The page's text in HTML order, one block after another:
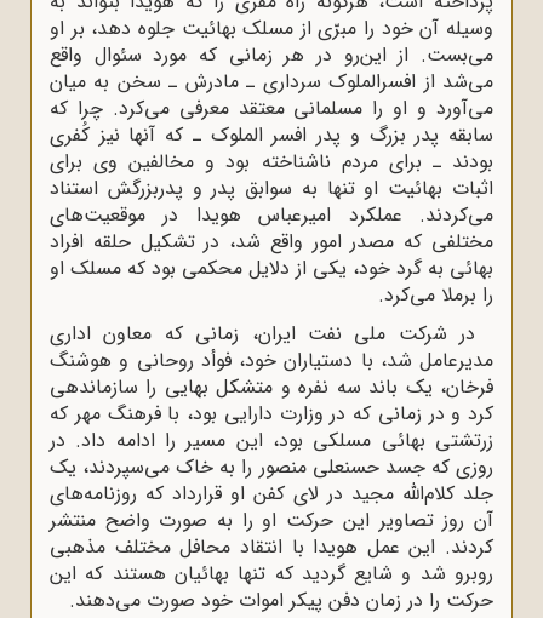
وسیله آن خود را مبرّى از مسلک بهائیت جلوه دهد، بر او
مى‌بست. از این‌رو در هر زمانى که مورد سئوال واقع
مى‌شد از افسرالملوک سردارى ـ مادرش ـ سخن به میان
مى‌آورد و او را مسلمانى معتقد معرفى مى‌کرد. چرا که
سابقه پدر بزرگ و پدر افسر الملوک ـ که آنها نیز کُفرى
بودند ـ براى مردم ناشناخته بود و مخالفین وى براى
اثبات بهائیت او تنها به سوابق پدر و پدربزرگش استناد
مى‌کردند. عملکرد امیرعباس هویدا در موقعیت‌هاى
مختلفى که مصدر امور واقع شد، در تشکیل حلقه افراد
بهائى به گرد خود، یکى از دلایل محکمى بود که مسلک او
را برملا مى‌کرد.
در شرکت ملى نفت ایران، زمانى که معاون ادارى
مدیرعامل شد، با دستیاران خود، فوأد روحانى و هوشنگ
فرخان، یک باند سه نفره و متشکل بهایى را سازماندهى
کرد و در زمانى که در وزارت دارایى بود، با فرهنگ مهر که
زرتشتى بهائى مسلکى بود، این مسیر را ادامه داد. در
روزى که جسد حسنعلى منصور را به خاک مى‌سپردند، یک
جلد کلام‌اللّه‌ مجید در لاى کفن او قرارداد که روزنامه‌هاى
آن روز تصاویر این حرکت او را به صورت واضح منتشر
کردند. این عمل هویدا با انتقاد محافل مختلف مذهبى
روبرو شد و شایع گردید که تنها بهائیان هستند که این
حرکت را در زمان دفن پیکر اموات خود صورت مى‌دهند.